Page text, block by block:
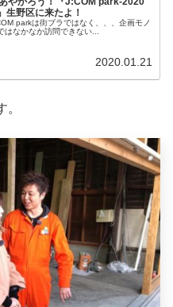
生野区に来たよ！
parkは街ブラではなく、、、企画モノ
はなかなか訪問できない...
2020.01.21